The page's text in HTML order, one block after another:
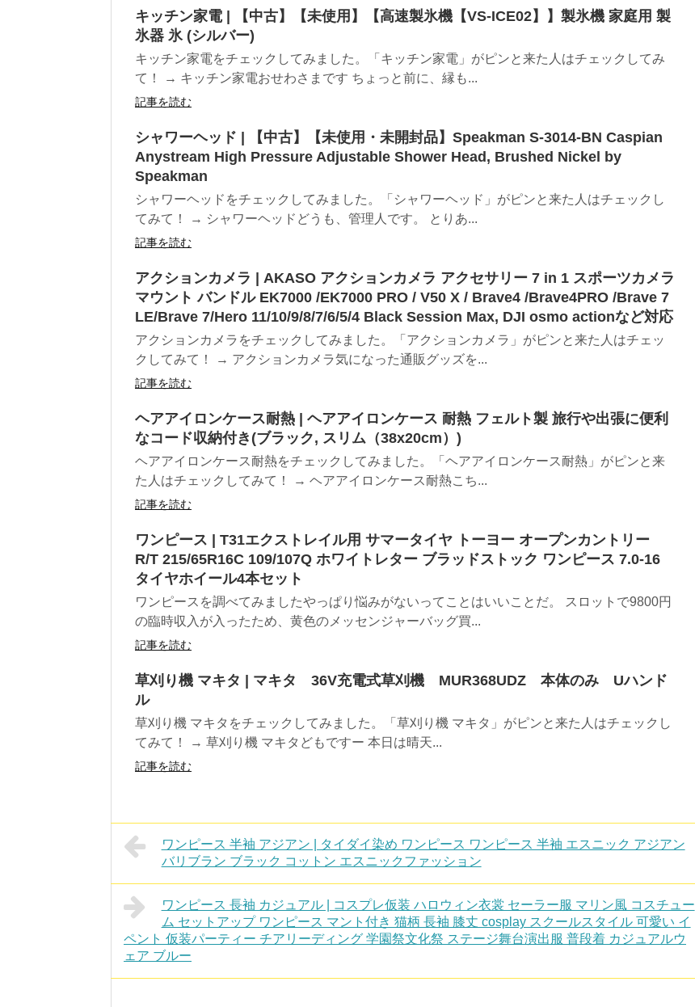
キッチン家電 | 【中古】【未使用】【高速製氷機【VS-ICE02】】製氷機 家庭用 製
氷器 氷 (シルバー)
キッチン家電をチェックしてみました。「キッチン家電」がピンと来た人はチェックしてみ
て！ → キッチン家電おせわさまです ちょっと前に、縁も...
記事を読む
シャワーヘッド | 【中古】【未使用・未開封品】Speakman S-3014-BN Caspian
Anystream High Pressure Adjustable Shower Head, Brushed Nickel by
Speakman
シャワーヘッドをチェックしてみました。「シャワーヘッド」がピンと来た人はチェックし
てみて！ → シャワーヘッドどうも、管理人です。 とりあ...
記事を読む
アクションカメラ | AKASO アクションカメラ アクセサリー 7 in 1 スポーツカメラ
マウント バンドル EK7000 /EK7000 PRO / V50 X / Brave4 /Brave4PRO /Brave 7
LE/Brave 7/Hero 11/10/9/8/7/6/5/4 Black Session Max, DJI osmo actionなど対応
アクションカメラをチェックしてみました。「アクションカメラ」がピンと来た人はチェッ
クしてみて！ → アクションカメラ気になった通販グッズを...
記事を読む
ヘアアイロンケース耐熱 | ヘアアイロンケース 耐熱 フェルト製 旅行や出張に便利
なコード収納付き(ブラック, スリム（38x20cm）)
ヘアアイロンケース耐熱をチェックしてみました。「ヘアアイロンケース耐熱」がピンと来
た人はチェックしてみて！ → ヘアアイロンケース耐熱こち...
記事を読む
ワンピース | T31エクストレイル用 サマータイヤ トーヨー オープンカントリー
R/T 215/65R16C 109/107Q ホワイトレター ブラッドストック ワンピース 7.0-16
タイヤホイール4本セット
ワンピースを調べてみましたやっぱり悩みがないってことはいいことだ。 スロットで9800円
の臨時収入が入ったため、黄色のメッセンジャーバッグ買...
記事を読む
草刈り機 マキタ | マキタ 36V充電式草刈機 MUR368UDZ 本体のみ Uハンド
ル
草刈り機 マキタをチェックしてみました。「草刈り機 マキタ」がピンと来た人はチェックし
てみて！ → 草刈り機 マキタどもですー 本日は晴天...
記事を読む
ワンピース 半袖 アジアン | タイダイ染め ワンピース ワンピース 半袖 エスニック アジアン
バリブラン ブラック コットン エスニックファッション
ワンピース 長袖 カジュアル | コスプレ仮装 ハロウィン衣裳 セーラー服 マリン風 コスチュー
ム セットアップ ワンピース マント付き 猫柄 長袖 膝丈 cosplay スクールスタイル 可愛い イ
ペント 仮装パーティー チアリーディング 学園祭文化祭 ステージ舞台演出服 普段着 カジュアルウ
ェア ブルー